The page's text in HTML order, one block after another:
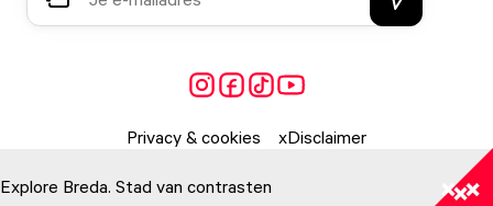
Privacy & cookies Disclaimer
Explore Breda. Stad van contrasten